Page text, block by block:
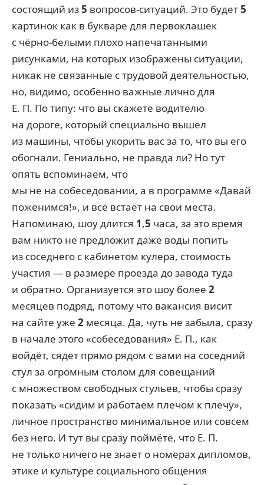
состоящий из5 вопросов-ситуаций. Это будет5
картинок как в букваре для первоклашек
с чёрно-белыми плохо напечатанными
рисунками, на которых изображены ситуации,
никак не связанные с трудовой деятельностью,
но, видимо, особенно важные лично для
Е. П. По типу: что вы скажете водителю
на дороге, который специально вышел
из машины, чтобы укорить вас за то, что вы его
обогнали. Гениально, не правда ли? Но тут
опять вспоминаем, что
мы не на собеседовании, а в программе «Давай
поженимся!», и всё встаёт на свои места.
Напоминаю, шоу длится 1,5 часа, за это время
вам никто не предложит даже воды попить
из соседнего с кабинетом кулера, стоимость
участия — в размере проезда до завода туда
и обратно. Организуется это шоу более 2
месяцев подряд, потому что вакансия висит
на сайте уже 2 месяца. Да, чуть не забыла, сразу
в начале этого «собеседования» Е. П., как
войдёт, сядет прямо рядом с вами на соседний
стул за огромным столом для совещаний
с множеством свободных стульев, чтобы сразу
показать «сидим и работаем плечом к плечу»,
личное пространство минимальное или совсем
без него. И тут вы сразу поймёте, что Е. П.
не только ничего не знает о номерах дипломов,
этике и культуре социального общения